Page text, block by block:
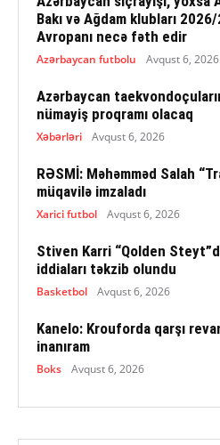
Bakı və Ağdam klubları
Avropanı necə fəth edir
Azərbaycan futbolu Avqust 6, 2026
Azərbaycan
nümayiş proqramı olacaq
Xəbərləri Avqust 6, 2026
RƏSMİ: Məhəmməd Salah
müqavilə imzaladı
Xarici futbol Avqust 6, 2026
Stiven Karri “Qolden
iddiaları təkzib olundu
Basketbol Avqust 6, 2026
Kanelo: Krouforda qarşı
inanıram
Boks Avqust 6, 2026